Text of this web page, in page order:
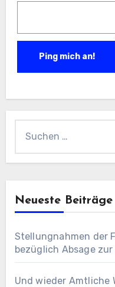
nach:
Neueste Beiträge
Stellungnahmen der
bezüglich Absage
Und wieder Amtliche